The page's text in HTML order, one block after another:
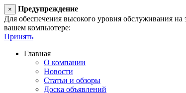
×
Предупреждение
Для обеспечения высокого уровня обслуживания на
вашем компьютере:
Принять
Главная
О компании
Новости
Статьи и обзоры
Доска объявлений